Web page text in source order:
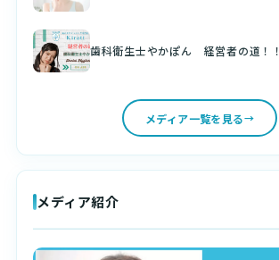
歯科衛生士やかぽん 経営者の道！！
メディア一覧を見る
メディア紹介